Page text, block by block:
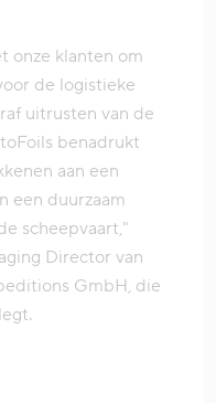
onze klanten om
de logistieke
uitrusten van de
benadrukt
aan een
een duurzaam
scheepvaart,"
Director van
GmbH, die